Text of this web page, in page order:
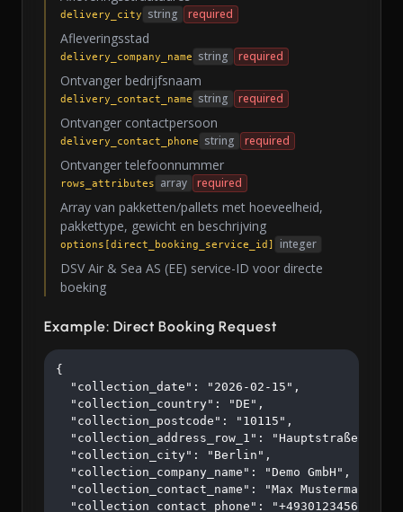
delivery_city string required
Afleveringsstad
delivery_company_name string required
Ontvanger bedrijfsnaam
delivery_contact_name string required
Ontvanger contactpersoon
delivery_contact_phone string required
Ontvanger telefoonnummer
rows_attributes array required
Array van pakketten/pallets met hoeveelheid,
pakkettype, gewicht en beschrijving
options[direct_booking_service_id] integer
DSV Air & Sea AS (EE) service-ID voor directe
boeking
Example: Direct Booking Request
{
  "collection_date": "2026-02-15",
  "collection_country": "DE",
  "collection_postcode": "10115",
  "collection_address_row_1": "Hauptstraße 123",
  "collection_city": "Berlin",
  "collection_company_name": "Demo GmbH",
  "collection_contact_name": "Max Mustermann",
  "collection_contact_phone": "+4930123456",